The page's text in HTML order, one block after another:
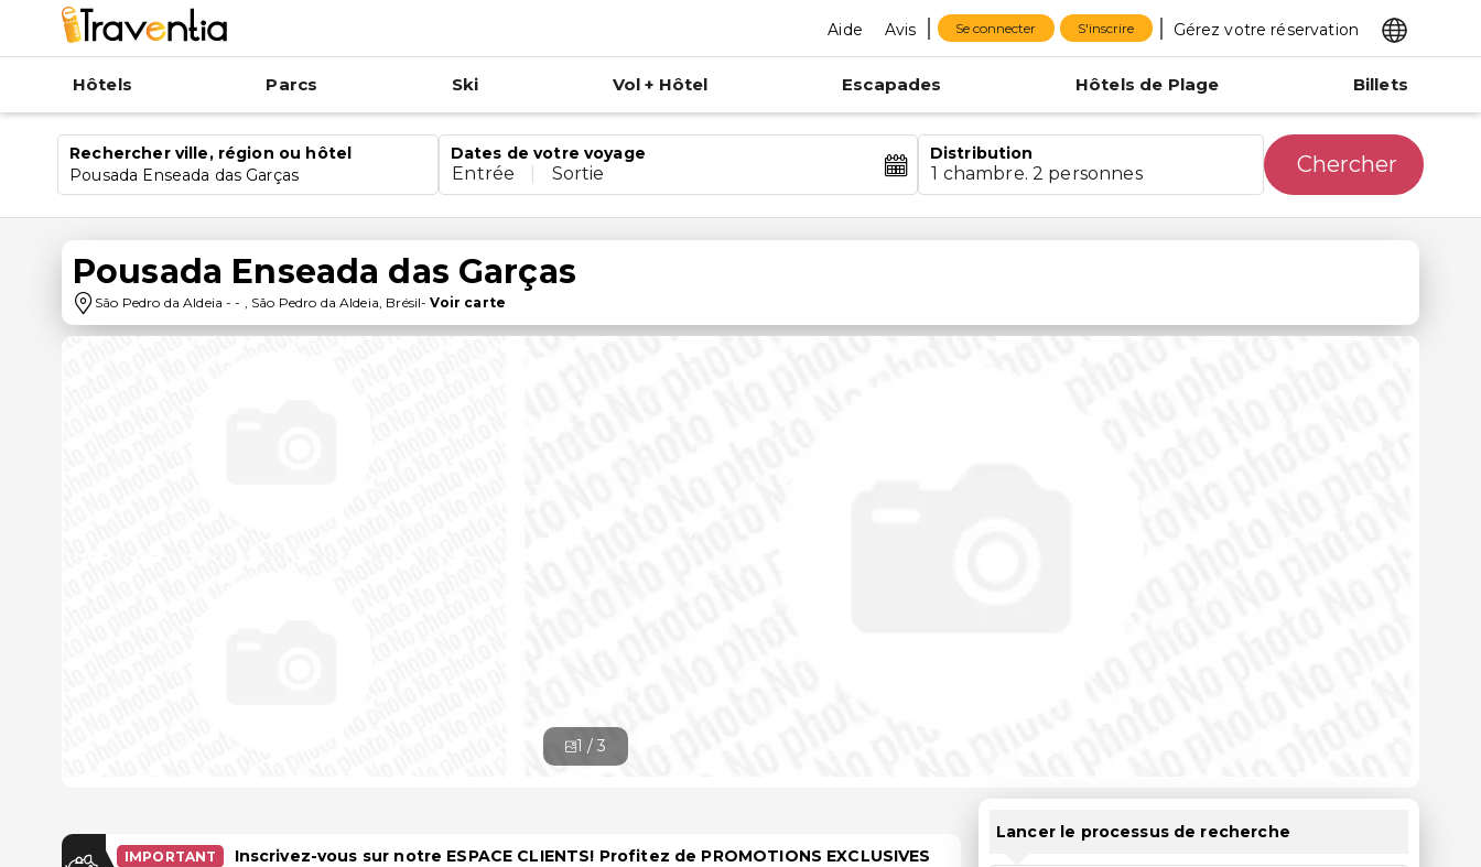
Aide Avis Se connecter S'inscrire Gérez votre réservation
Hôtels Parcs Ski Vol + Hôtel Escapades Hôtels de Plage Billets
Rechercher ville, région ou hôtel
Pousada Enseada das Garças
Dates de votre voyage
Entrée Sortie
Distribution
1 chambre. 2 personnes Chercher
Pousada Enseada das Garças
São Pedro da Aldeia -- , São Pedro da Aldeia, Brésil-Voir carte
1 /3
IMPORTANT
Inscrivez-vous sur notre ESPACE CLIENTS! Profitez de PROMOTIONS EXCLUSIVES
Lancer le processus de recherche